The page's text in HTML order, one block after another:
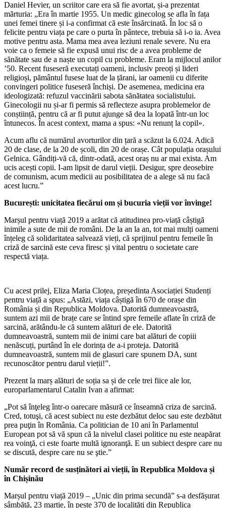
Daniel Hevier, un scriitor care era să fie avortat, și-a prezentat
mărturia: „Era în martie 1955. Un medic ginecolog se afla în fața
unei femei tinere și i-a confirmat că este însărcinată. În loc să o
felicite pentru viața pe care o purta în pântece, trebuia să i-o ia. Avea
motive pentru asta. Mama mea avea leziuni renale severe. Nu era
voie ca o femeie să fie expusă unui risc de a avea probleme de
sănătate sau de a naște un copil cu probleme. Eram la mijlocul anilor
’50. Recent fuseseră executați oameni, inclusiv preoți și lideri
religioși, pământul fusese luat de la țărani, iar oamenii cu diferite
convingeri politice fuseseră închiși. De asemenea, medicina era
ideologizată: refuzul vaccinării sabota sănătatea socialistului.
Ginecologii nu și-ar fi permis să reflecteze asupra problemelor de
conștiință, pentru că ar fi putut ajunge să dea la lopată într-un loc
întunecos. În acest context, mama a spus: «Nu renunț la copil».
Acum aflu că numărul avorturilor din țară a scăzut la 6.024. Adică
20 de clase, de la 20 de școli, din 20 de orașe. Cât populația orașului
Gelnica. Gândiți-vă că, dintr-odată, acest oraș nu ar mai exista. Am
ucis acești copii. I-am lipsit de darul vieții. Desigur, spre deosebire
de comunism, acum medicii au posibilitatea de a alege să nu facă
acest lucru.”
București: unicitatea fiecărui om și bucuria vieții vor învinge!
Marșul pentru viață 2019 a arătat că atitudinea pro-viață câștigă
inimile a sute de mii de români. De la an la an, tot mai mulți oameni
înțeleg că solidaritatea salvează vieți, că sprijinul pentru femeile în
criză de sarcină este ceva firesc și vital pentru o societate care
respectă viața.
Cu acest prilej, Eliza Maria Cloțea, președinta Asociației Studenți
pentru viață a spus: „Astăzi, viața câștigă în 670 de orașe din
România și din Republica Moldova. Datorită dumneavoastră,
suntem azi mii de brațe care se întind spre femeile aflate în criză de
sarcină, arătându-le că suntem alături de ele. Datorită
dumneavoastră, suntem mii de inimi care bat alături de copiii
nenăscuți, purtând în ele dorința de a-i proteja. Datorită
dumneavoastră, suntem mii de glasuri care spunem DA, sunt
recunoscător pentru darul vieții!”.
Prezent la marș alături de soția sa și de cele trei fiice ale lor,
europarlamentarul Catalin Ivan a afirmat:
„Pot să înţeleg într-o oarecare măsură ce înseamnă criza de sarcină.
Cred, totuşi, că acest subiect nu este dezbătut deloc sau este dezbătut
prea puţin în România. Ca politician de 10 ani în Parlamentul
European pot să vă spun că la nivelul clasei politice nu este neapărat
rea voinţă, ci este foarte multă ignoranţă. E un subiect despre care nu
se discută, despre care nu se ştie.”
Număr record de susținători ai vieții, în Republica Moldova și
în Chișinău
Marșul pentru viață 2019 – „Unic din prima secundă” s-a desfășurat
sâmbătă, 23 martie, în peste 370 de localități din Republica